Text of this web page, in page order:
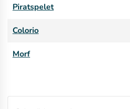
Piratspelet
Colorio
Morf